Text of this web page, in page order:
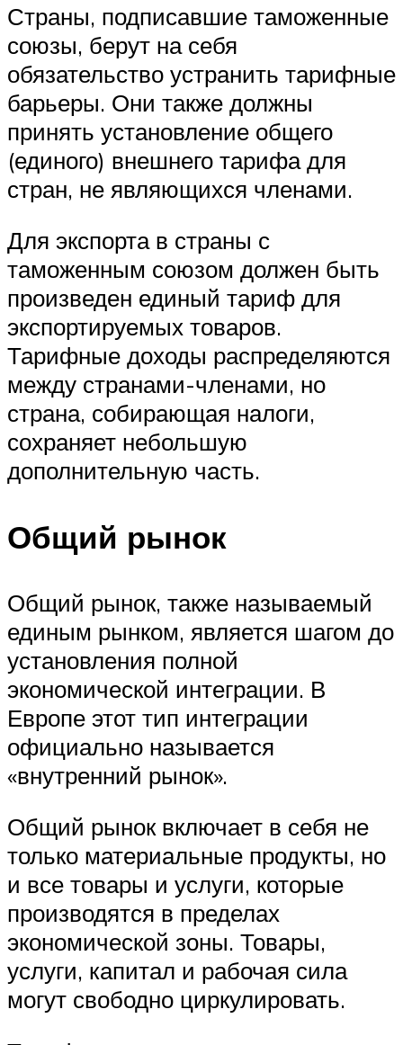
Страны, подписавшие таможенные
союзы, берут на себя
обязательство устранить тарифные
барьеры. Они также должны
принять установление общего
(единого) внешнего тарифа для
стран, не являющихся членами.
Для экспорта в страны с
таможенным союзом должен быть
произведен единый тариф для
экспортируемых товаров.
Тарифные доходы распределяются
между странами-членами, но
страна, собирающая налоги,
сохраняет небольшую
дополнительную часть.
Общий рынок
Общий рынок, также называемый
единым рынком, является шагом до
установления полной
экономической интеграции. В
Европе этот тип интеграции
официально называется
«внутренний рынок».
Общий рынок включает в себя не
только материальные продукты, но
и все товары и услуги, которые
производятся в пределах
экономической зоны. Товары,
услуги, капитал и рабочая сила
могут свободно циркулировать.